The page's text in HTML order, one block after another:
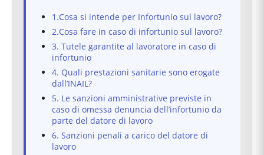
1.Cosa si intende per Infortunio sul lavoro?
2.Cosa fare in caso di infortunio sul lavoro?
3. Tutele garantite al lavoratore in caso di
infortunio
4. Quali prestazioni sanitarie sono erogate
dall’INAIL?
5. Le sanzioni amministrative previste in
caso di omessa denuncia dell’infortunio da
parte del datore di lavoro
6. Sanzioni penali a carico del datore di
lavoro